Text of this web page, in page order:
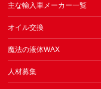
主な輸入車メーカー一覧
オイル交換
魔法の液体WAX
人材募集